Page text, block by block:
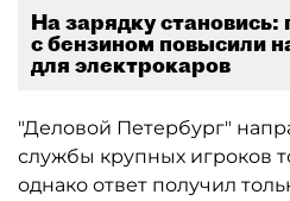
На зарядку
с бензином повысили
для электрокаров
"Деловой Петербург"
службы крупных игроков
однако ответ получил